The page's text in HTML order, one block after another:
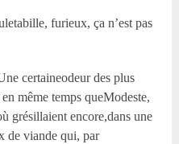
furieux, ça n’est pas
certaineodeur des plus
même temps queModeste,
grésillaient encore,dans une
de viande qui, par